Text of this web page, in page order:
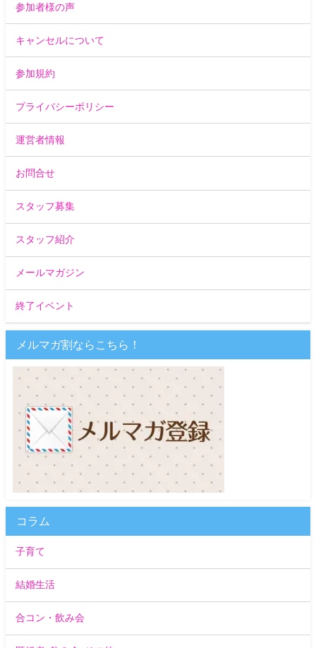
参加者様の声
キャンセルについて
参加規約
プライバシーポリシー
運営者情報
お問合せ
スタッフ募集
スタッフ紹介
メールマガジン
終了イベント
メルマガ割ならこちら！
コラム
子育て
結婚生活
合コン・飲み会